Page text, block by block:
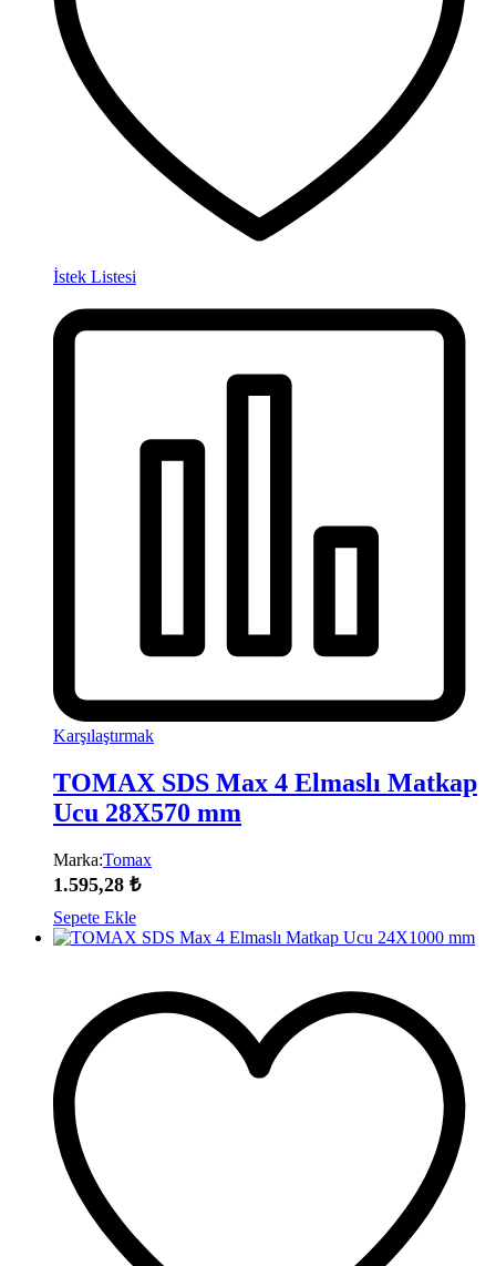
İstek Listesi
Karşılaştırmak
TOMAX SDS Max 4 Elmaslı Matkap
Ucu 28X570 mm
Marka:Tomax
1.595,28 ₺
Sepete Ekle